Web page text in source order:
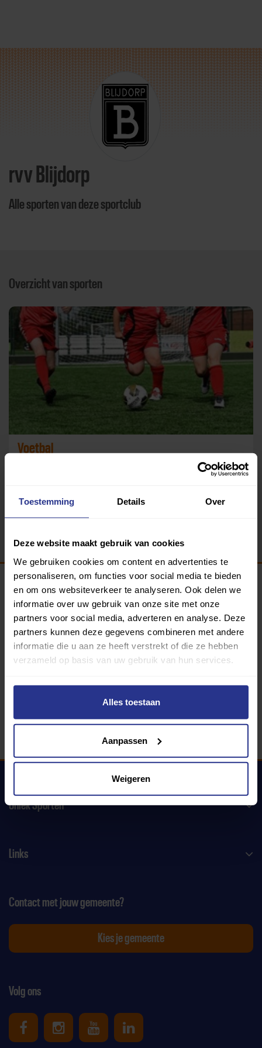
Toestemming Details Over
Deze website maakt gebruik van cookies
We gebruiken cookies om content en advertenties te
personaliseren, om functies voor social media te bieden
en om ons websiteverkeer te analyseren. Ook delen we
informatie over uw gebruik van onze site met onze
partners voor social media, adverteren en analyse. Deze
partners kunnen deze gegevens combineren met andere
informatie die u aan ze heeft verstrekt of die ze hebben
verzameld op basis van uw gebruik van hun services.
Alles toestaan
Aanpassen
Weigeren
Direct door naar content
rvv Blijdorp
Alle sporten van deze sportclub
Overzicht van sporten
Voetbal
Programma van:
340 gemeenten
Partners:
Uniek Sporten
Links
Volg ons
Uniek Sporten op Facebook
Uniek Sporten op Instagram
Uniek Sporten op Youtube
Uniek Sporten op
Contact met jouw gemeente?
Kies je gemeente